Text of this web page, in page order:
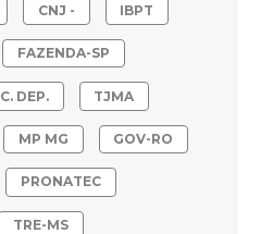
CNJ - IBPT
FAZENDA-SP
C. DEP. TJMA
MP MG GOV-RO
PRONATEC
TRE-MS